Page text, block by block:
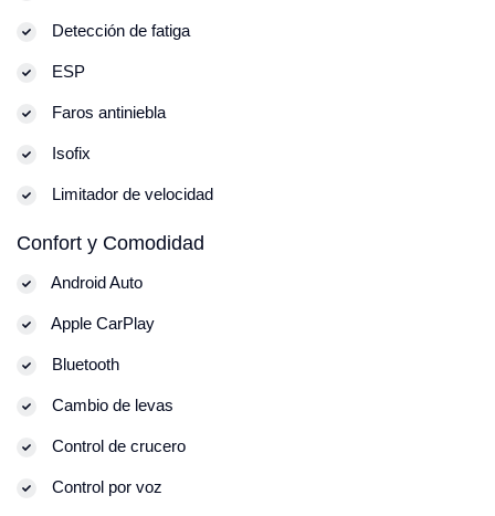
Detección de fatiga
ESP
Faros antiniebla
Isofix
Limitador de velocidad
Confort y Comodidad
Android Auto
Apple CarPlay
Bluetooth
Cambio de levas
Control de crucero
Control por voz